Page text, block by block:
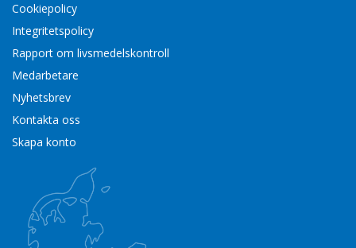
Cookiepolicy
Integritetspolicy
Rapport om livsmedelskontroll
Medarbetare
Nyhetsbrev
Kontakta oss
Skapa konto